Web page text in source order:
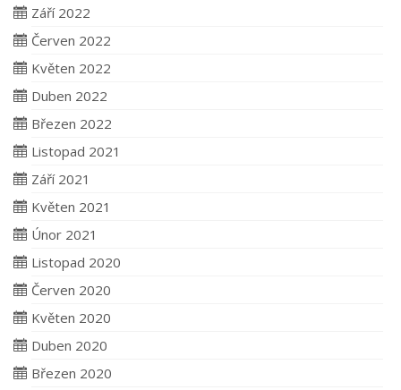
Září 2022
Červen 2022
Květen 2022
Duben 2022
Březen 2022
Listopad 2021
Září 2021
Květen 2021
Únor 2021
Listopad 2020
Červen 2020
Květen 2020
Duben 2020
Březen 2020